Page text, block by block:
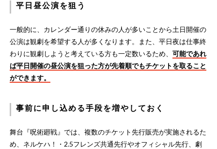
平日昼公演を狙う
一般的に、カレンダー通りの休みの人が多いことから土日開催の
公演は観劇を希望する人が多くなります。また、平日夜は仕事終
わりに観劇しようと考えている方も一定数いるため、 可能であれ
ば平日開催の昼公演を狙った方が先着順でもチケットを取ること
ができます。
事前に申し込める手段を増やしておく
舞台『呪術廻戦』では、複数のチケット先行販売が実施されるた
め、ネルケハ！・2.5フレンズ共通先行やオフィシャル先行、劇